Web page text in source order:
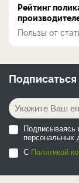
Рейтинг
Пользы от
Подписаться
Подписываясь
персональных
С Политикой